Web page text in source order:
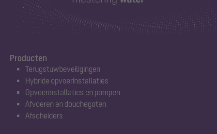
Producten
Terugstuwbeveiligingen
Hybride opvoerinstallaties
Opvoerinstallaties en pompen
Afvoeren en douchegoten
Afscheiders